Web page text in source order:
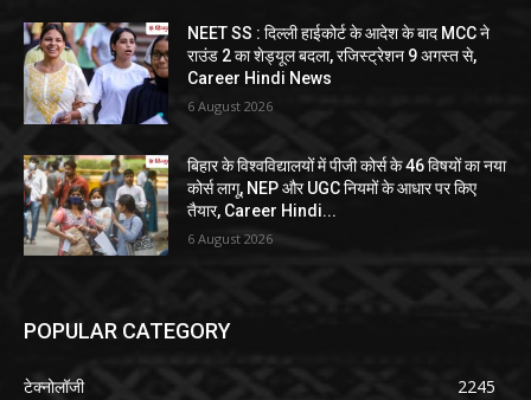
NEET SS : दिल्ली हाईकोर्ट के आदेश के बाद MCC ने
राउंड 2 का शेड्यूल बदला, रजिस्ट्रेशन 9 अगस्त से,
Career Hindi News
6 August 2026
बिहार के विश्वविद्यालयों में पीजी कोर्स के 46 विषयों का नया
कोर्स लागू, NEP और UGC नियमों के आधार पर किए
तैयार, Career Hindi...
6 August 2026
POPULAR CATEGORY
टेक्नोलॉजी
2245